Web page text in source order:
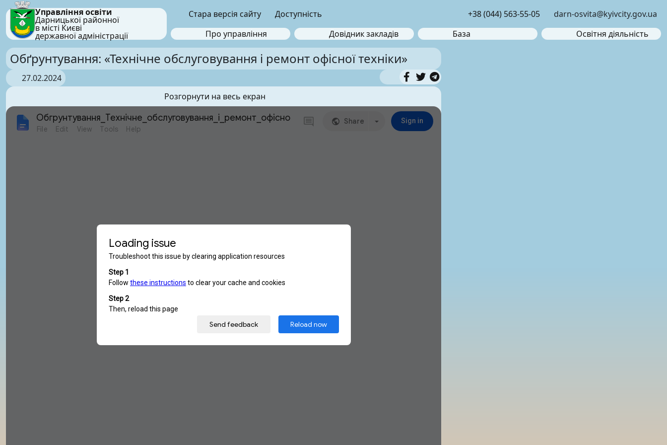
Управління освіти
Дарницької районної
в місті Києві
державної адміністрації
Стара версія сайту Доступність +38 (044) 563-55-05
darn-osvita@kyivcity.gov.ua
Про управління
Довідник закладів База Освітня діяльність
Обґрунтування: «Технічне обслуговування і ремонт офісної техніки»
27.02.2024
Розгорнути на весь екран